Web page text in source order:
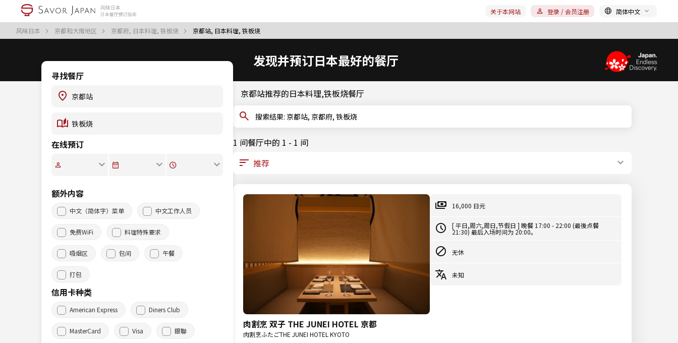
风味日本 京都和大阪地区 京都府, 日本料理, 铁板烧 京都站, 日本料理, 铁板烧
关于本网站 登录 / 会员注册 简体中文
发现并预订日本最好的餐厅
寻找餐厅
在线预订
额外内容
中文（简体字）菜单 中文工作人员
免费WiFi 料理特殊要求
吸烟区 包间 午餐
打包
信用卡种类
American Express Diners Club
MasterCard Visa 銀聯
京都站推荐的日本料理,铁板烧餐厅
搜索结果: 京都站, 京都府, 铁板烧
1 间餐厅中的 1 - 1 间
肉割烹 双子 THE JUNEI HOTEL 京都
肉割烹ふたごTHE JUNEI HOTEL KYOTO
16,000 日元
[ 平日,周六,周日,节假日 ] 晚餐 17:00 - 22:00 (最後点餐
21:30) 最后入场时间为 20:00。
无休
未知